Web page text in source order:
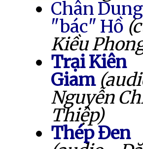
Chân Dung
"bác" Hồ
Kiều
Trại Kiên
Giam
Nguyễn
Thiệp)
Thép Đen